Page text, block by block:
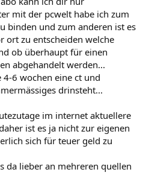
mit der pcwelt habe ich zum
binden und zum anderen ist es
ort zu entscheiden welche
ob überhaupt für einen
abgehandelt werden...
6 wochen eine ct und
drinsteht...
im internet aktuellere
ist es ja nicht zur eigenen
sich für teuer geld zu
da lieber an mehreren quellen